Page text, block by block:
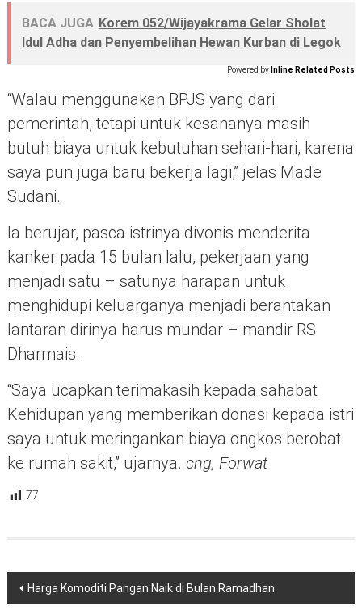
BACA JUGA Korem 052/Wijayakrama Gelar Sholat
Idul Adha dan Penyembelihan Hewan Kurban di Legok
Powered by Inline Related Posts
“Walau menggunakan BPJS yang dari
pemerintah, tetapi untuk kesananya masih
butuh biaya untuk kebutuhan sehari-hari, karena
saya pun juga baru bekerja lagi,” jelas Made
Sudani.
Ia berujar, pasca istrinya divonis menderita
kanker pada 15 bulan lalu, pekerjaan yang
menjadi satu – satunya harapan untuk
menghidupi keluarganya menjadi berantakan
lantaran dirinya harus mundar – mandir RS
Dharmais.
“Saya ucapkan terimakasih kepada sahabat
Kehidupan yang memberikan donasi kepada istri
saya untuk meringankan biaya ongkos berobat
ke rumah sakit,” ujarnya. cng, Forwat
77
Navigasi
pos
Harga Komoditi Pangan Naik di Bulan Ramadhan